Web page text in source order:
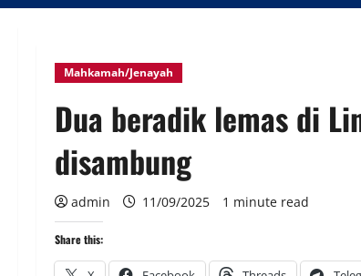
Mahkamah/Jenayah
Dua beradik lemas di
disambung
admin 11/09/2025 1 minute read
Share this: